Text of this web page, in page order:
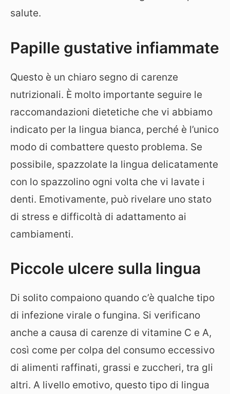
salute.
Papille gustative infiammate
Questo è un chiaro segno di carenze
nutrizionali. È molto importante seguire le
raccomandazioni dietetiche che vi abbiamo
indicato per la lingua bianca, perché è l’unico
modo di combattere questo problema. Se
possibile, spazzolate la lingua delicatamente
con lo spazzolino ogni volta che vi lavate i
denti. Emotivamente, può rivelare uno stato
di stress e difficoltà di adattamento ai
cambiamenti.
Piccole ulcere sulla lingua
Di solito compaiono quando c’è qualche tipo
di infezione virale o fungina. Si verificano
anche a causa di carenze di vitamine C e A,
così come per colpa del consumo eccessivo
di alimenti raffinati, grassi e zuccheri, tra gli
altri. A livello emotivo, questo tipo di lingua